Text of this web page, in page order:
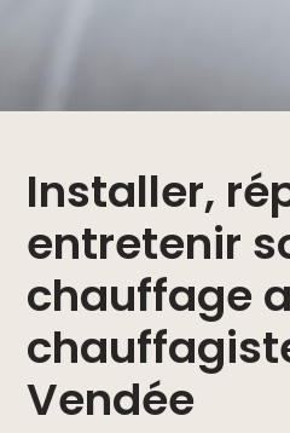
Installer,
entretenir
chauffage
Vendée